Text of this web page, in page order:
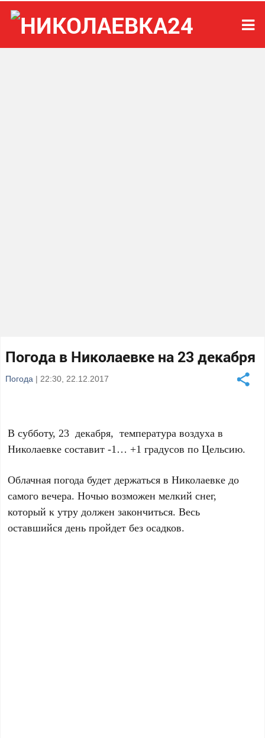
Погода в Николаевке на 23 декабря
Погода | 22:30, 22.12.2017
В субботу, 23 декабря, температура воздуха в
Николаевке составит -1… +1 градусов по Цельсию.
Облачная погода будет держаться в Николаевке до
самого вечера. Ночью возможен мелкий снег,
который к утру должен закончиться. Весь
оставшийся день пройдет без осадков.